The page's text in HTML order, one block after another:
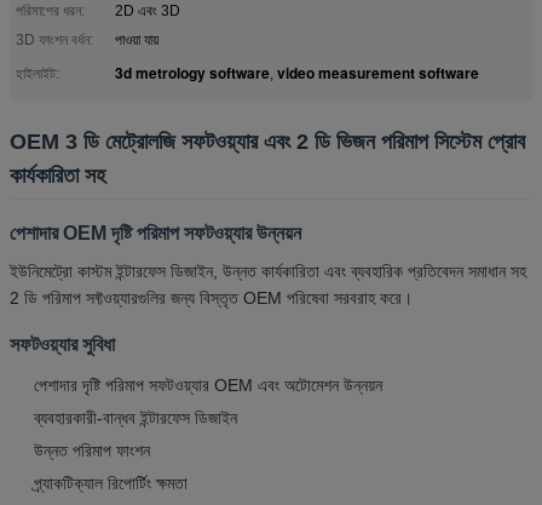
পরিমাপের ধরন:
2D এবং 3D
3D ফাংশন বর্ধন:
পাওয়া যায়
হাইলাইট:
3d metrology software, video measurement software
OEM 3 ডি মেট্রোলজি সফটওয়্যার এবং 2 ডি ভিজন পরিমাপ সিস্টেম প্রোব
কার্যকারিতা সহ
পেশাদার OEM দৃষ্টি পরিমাপ সফটওয়্যার উন্নয়ন
ইউনিমেট্রো কাস্টম ইন্টারফেস ডিজাইন, উন্নত কার্যকারিতা এবং ব্যবহারিক প্রতিবেদন সমাধান সহ
2 ডি পরিমাপ সফ্টওয়্যারগুলির জন্য বিস্তৃত OEM পরিষেবা সরবরাহ করে।
সফটওয়্যার সুবিধা
পেশাদার দৃষ্টি পরিমাপ সফটওয়্যার OEM এবং অটোমেশন উন্নয়ন
ব্যবহারকারী-বান্ধব ইন্টারফেস ডিজাইন
উন্নত পরিমাপ ফাংশন
প্র্যাকটিক্যাল রিপোর্টিং ক্ষমতা